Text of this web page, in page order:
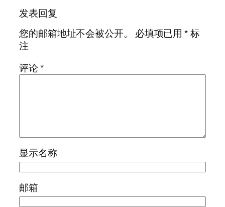
发表回复
您的邮箱地址不会被公开。
必填项已用*标
注
评论*
显示名称
邮箱